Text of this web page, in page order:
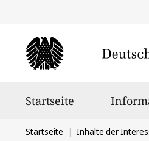
Startseite
Sie
Startseite Inhalte der